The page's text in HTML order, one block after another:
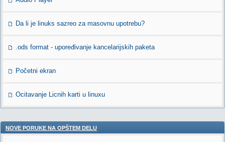
Da li je linuks sazreo za masovnu upotrebu?
.ods format - upoređivanje kancelarijskih paketa
Početni ekran
Ocitavanje Licnih karti u linuxu
NOVE PORUKE NA OPŠTEM DELU